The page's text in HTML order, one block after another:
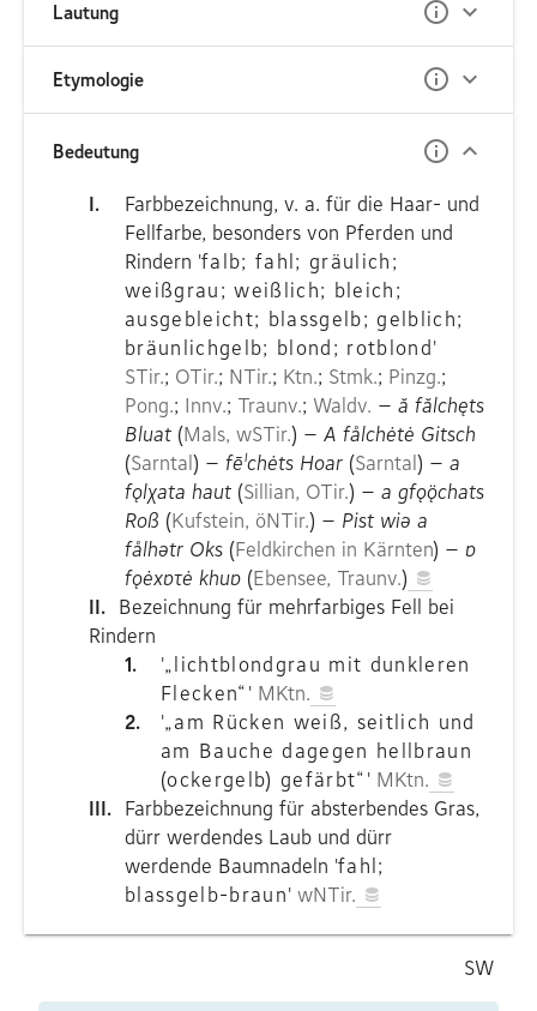
Lautung
Etymologie
Bedeutung
I.
Farbbezeichnung, v. a. für die Haar- und
Fellfarbe, besonders von Pferden und
Rindern 'falb; fahl; gräulich;
weißgrau; weißlich; bleich;
ausgebleicht; blassgelb; gelblich;
bräunlichgelb; blond; rotblond '
STir.; OTir.; NTir.; Ktn.; Stmk.; Pinzg.;
Pong.; Innv.; Traunv.; Waldv. – ă fălchęts
Bluat (Mals, wSTir.) – A fålchėtė Gitsch
(Sarntal ) – fēˡchėts Hoar (Sarntal ) – a
fǫlχata haut (Sillian, OTir.) – a gfǫǫ̈chats
Roß (Kufstein, öNTir.) – Pist wiə a
fålhətr Oks (Feldkirchen in Kärnten) – ɒ
fǫėxɒτė khuɒ (Ebensee, Traunv.)
II. Bezeichnung für mehrfarbiges Fell bei
Rindern
1.
'„lichtblondgrau mit dunkleren
Flecken“ ' MKtn.
2.
'„am Rücken weiß, seitlich und
am Bauche dagegen hellbraun
(ockergelb) gefärbt“ ' MKtn.
III. Farbbezeichnung für absterbendes Gras,
dürr werdendes Laub und dürr
werdende Baumnadeln 'fahl;
blassgelb-braun' wNTir.
SW